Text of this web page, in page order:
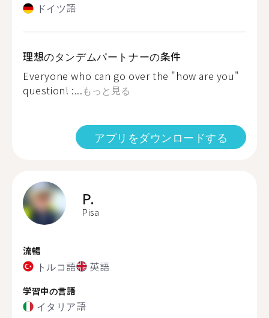
ドイツ語
理想のタンデムパートナーの条件
Everyone who can go over the "how are you"
question! :...もっと見る
アプリをダウンロードする
P.
Pisa
流暢
トルコ語 英語
学習中の言語
イタリア語